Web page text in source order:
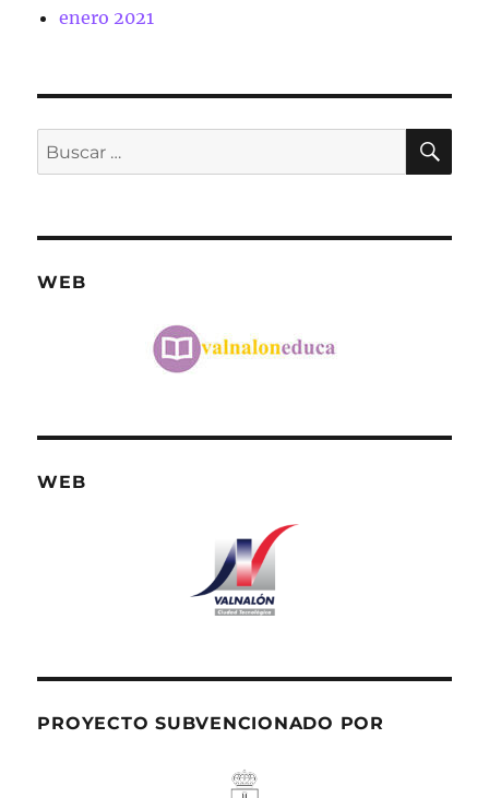
enero 2021
Buscar
por:
WEB
WEB
PROYECTO SUBVENCIONADO POR